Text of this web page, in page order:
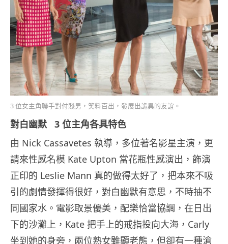
3 位女主角聯手對付賤男，笑料百出，發展出詭異的友誼。
對白幽默 3 位主角各具特色
由 Nick Cassavetes 執導，多位著名影星主演，更
請來性感名模 Kate Upton 當花瓶性感演出，飾演
正印的 Leslie Mann 真的做得太好了，把本來不吸
引的劇情發揮得很好，對白幽默有意思，不時抽不
同國家水。電影取景優美，配樂恰當協調，在日出
下的沙灘上，Kate 把手上的戒指投向大海，Carly
坐到她的身旁，兩位熟女雖顯老態，但卻有一種滄